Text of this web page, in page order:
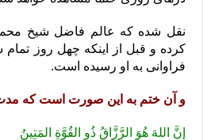
نقل شده که عالم فاضل شیخ
کرده و قبل از اینکه چهل روز
فراوانی به او رسیده است.
و آن ختم به این صورت است که
إنَّ اللهَ هُوَ الرَّزَّاقُ ذُو القُوَّةِ المَتِینُ